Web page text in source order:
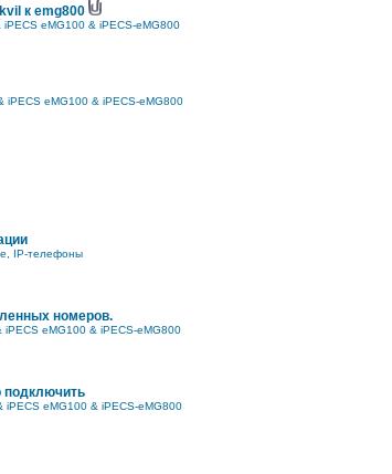
к emg800
iPECS eMG100 & iPECS-eMG800
iPECS eMG100 & iPECS-eMG800
IP-телефоны
номеров.
iPECS eMG100 & iPECS-eMG800
подключить
iPECS eMG100 & iPECS-eMG800